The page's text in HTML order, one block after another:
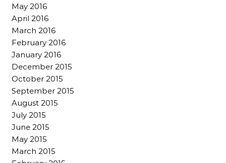
May 2016
April 2016
March 2016
February 2016
January 2016
December 2015
October 2015
September 2015
August 2015
July 2015
June 2015
May 2015
March 2015